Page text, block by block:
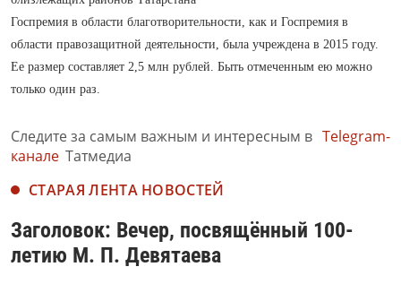
Госпремия в области благотворительности, как и Госпремия в
области правозащитной деятельности, была учреждена в 2015 году.
Ее размер составляет 2,5 млн рублей. Быть отмеченным ею можно
только один раз.
Следите за самым важным и интересным в Telegram-
канале Татмедиа
СТАРАЯ ЛЕНТА НОВОСТЕЙ
Заголовок: Вечер, посвящённый 100-
летию М. П. Девятаева